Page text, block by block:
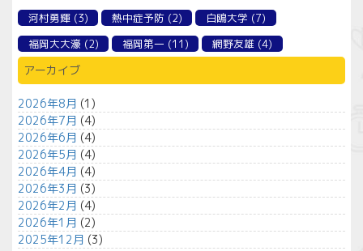
河村勇輝(3) 熱中症予防(2) 白鴎大学 (7)
福岡大大濠 (2) 福岡第一 (11) 網野友雄(4)
アーカイブ
2026年8月 (1)
2026年7月 (4)
2026年6月 (4)
2026年5月 (4)
2026年4月 (4)
2026年3月 (3)
2026年2月 (4)
2026年1月 (2)
2025年12月 (3)